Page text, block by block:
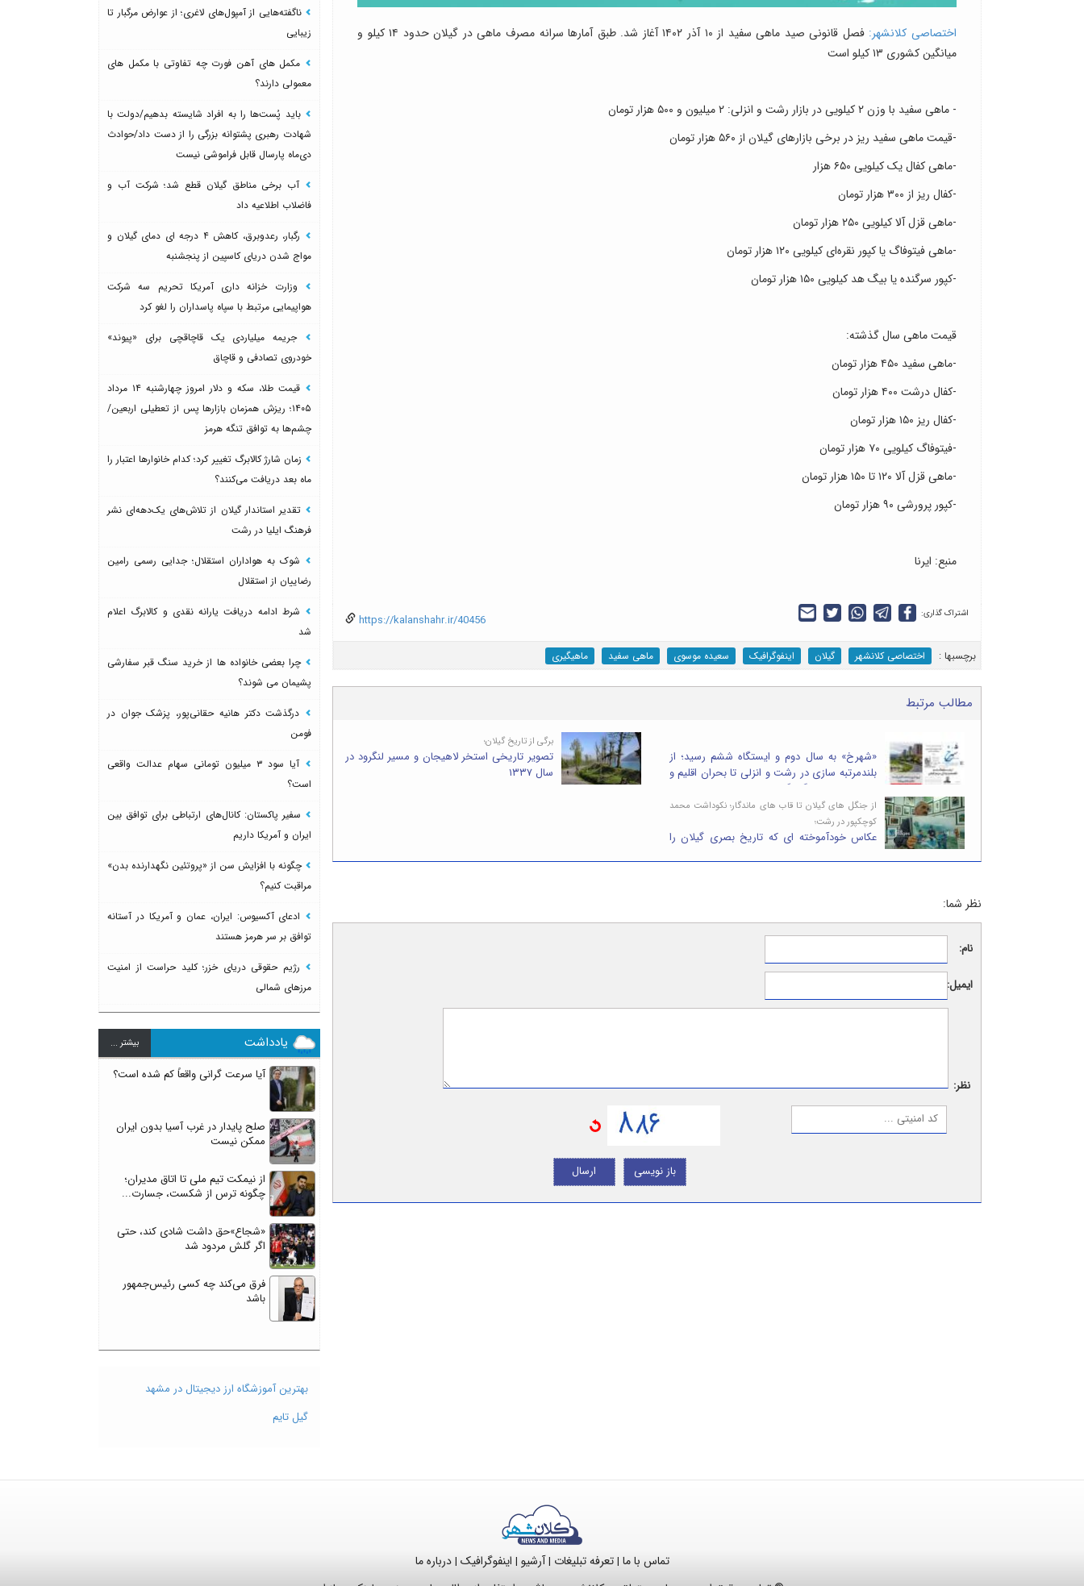
اختصاصی کلانشهر:
فصل قانونی صید ماهی سفید از ۱۰ آذر ۱۴۰۲ آغاز شد. طبق آمارها سرانه مصرف ماهی در گیلان حدود ۱۴ کیلو و
میانگین کشوری ۱۳ کیلو است
- ماهی سفید با وزن ۲ کیلویی در بازار رشت و انزلی: ۲ میلیون و ۵۰۰ هزار تومان
-قیمت ماهی سفید ریز در برخی بازارهای گیلان از ۵۶۰ هزار تومان
-ماهی کفال یک کیلویی ۶۵۰ هزار
-کفال ریز از ۳۰۰ هزار تومان
-ماهی قزل آلا کیلویی ۲۵۰ هزار تومان
-ماهی فیتوفاگ یا کپور نقره‌ای کیلویی ۱۲۰ هزار تومان
-کپور سرگنده یا بیگ هد کیلویی ۱۵۰ هزار تومان
قیمت ماهی سال گذشته:
-ماهی سفید ۴۵۰ هزار تومان
-کفال درشت ۴۰۰ هزار تومان
-کفال ریز ۱۵۰ هزار تومان
-فیتوفاگ کیلویی ۷۰ هزار تومان
-ماهی قزل آلا ۱۲۰ تا ۱۵۰ هزار تومان
-کپور پرورشی ۹۰ هزار تومان
منبع: ایرنا
https://kalanshahr.ir/40456 اشتراک گذاری:
برچسب‎ها : اختصاصی کلانشهر گیلان اینفوگرافیک سعیده موسوی ماهی سفید ماهیگیری
مطالب مرتبط
«شهرخ» به سال دوم و ایستگاه ششم رسید؛ از
بلندمرتبه سازی در رشت و انزلی تا بحران اقلیم و
روایت های فرهنگی گیلان
برگی از تاریخ گیلان؛
تصویر تاریخی استخر لاهیجان و مسیر لنگرود در
سال ۱۳۳۷
از جنگل های گیلان تا قاب های ماندگار؛ نکوداشت محمد
کوچکپور در رشت؛
عکاس خودآموخته ای که تاریخ بصری گیلان را
نظر شما:
نام:
ایمیل:
نظر:
ارسال باز نویسی
ناگفته‌هایی از آمپول‌های لاغری؛ از عوارض مرگبار تا
زیبایی
مکمل های آهن فورت چه تفاوتی با مکمل های
معمولی دارند؟
باید پُست‌ها را به افراد شایسته بدهیم/دولت با
شهادت رهبری پشتوانه بزرگی را از دست داد/حوادث
دی‌ماه پارسال قابل فراموشی نیست
آب برخی مناطق گیلان قطع شد؛ شرکت آب و
فاضلاب اطلاعیه داد
رگبار، رعدوبرق، کاهش ۴ درجه ای دمای گیلان و
مواج شدن دریای کاسپین از پنجشنبه
وزارت خزانه داری آمریکا تحریم سه شرکت
هواپیمایی مرتبط با سپاه پاسداران را لغو کرد
جریمه میلیاردی یک قاچاقچی برای «پیوند»
خودروی تصادفی و قاچاق
قیمت طلا، سکه و دلار امروز چهارشنبه ۱۴ مرداد
۱۴۰۵؛ ریزش همزمان بازارها پس از تعطیلی اربعین/
چشم‌ها به توافق تنگه هرمز
زمان شارژ کالابرگ تغییر کرد؛ کدام خانوارها اعتبار را
ماه بعد دریافت می‌کنند؟
تقدیر استاندار گیلان از تلاش‌های یک‌دهه‌ای نشر
فرهنگ ایلیا در رشت
شوک به هواداران استقلال؛ جدایی رسمی رامین
رضاییان از استقلال
شرط ادامه دریافت یارانه نقدی و کالابرگ اعلام
شد
چرا بعضی خانواده ها از خرید سنگ قبر سفارشی
پشیمان می شوند؟
درگذشت دکتر هانیه حقانی‌پور، پزشک جوان در
فومن
آیا سود ۳ میلیون تومانی سهام عدالت واقعی
است؟
سفیر پاکستان: کانال‌های ارتباطی برای توافق بین
ایران و آمریکا داریم
چگونه با افزایش سن از «پروتئین نگهدارنده بدن»
مراقبت کنیم؟
ادعای آکسیوس: ایران، عمان و آمریکا در آستانه
توافق بر سر هرمز هستند
رژیم حقوقی دریای خزر؛ کلید حراست از امنیت
مرزهای شمالی
یادداشت بيشتر ...
آیا سرعت گرانی واقعاً کم شده است؟
صلح پایدار در غرب آسیا بدون ایران
ممکن نیست
از نیمکت تیم ملی تا اتاق مدیران؛
چگونه ترس از شکست، جسارت...
«شجاع»حق داشت شادی کند، حتی
اگر گلش مردود شد
فرق می‌کند چه کسی رئیس‌جمهور
باشد
بهترین آموزشگاه ارز دیجیتال در مشهد
گیل تایم
تماس با ما |تعرفه تبلیغات |آرشیو | اینفوگرافیک |درباره ما